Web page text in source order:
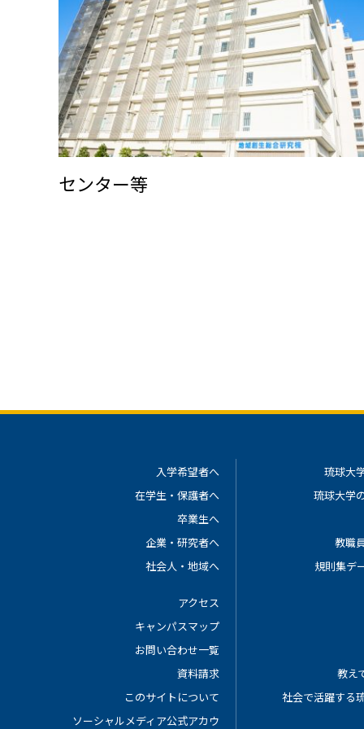
センター等
入学希望者へ
在学生・保護者へ
卒業生へ
企業・研究者へ
社会人・地域へ
アクセス
キャンパスマップ
お問い合わせ一覧
資料請求
このサイトについて
ソーシャルメディア公式アカウ
琉球大
琉球大学
教職
規則集デ
教え
社会で活躍する